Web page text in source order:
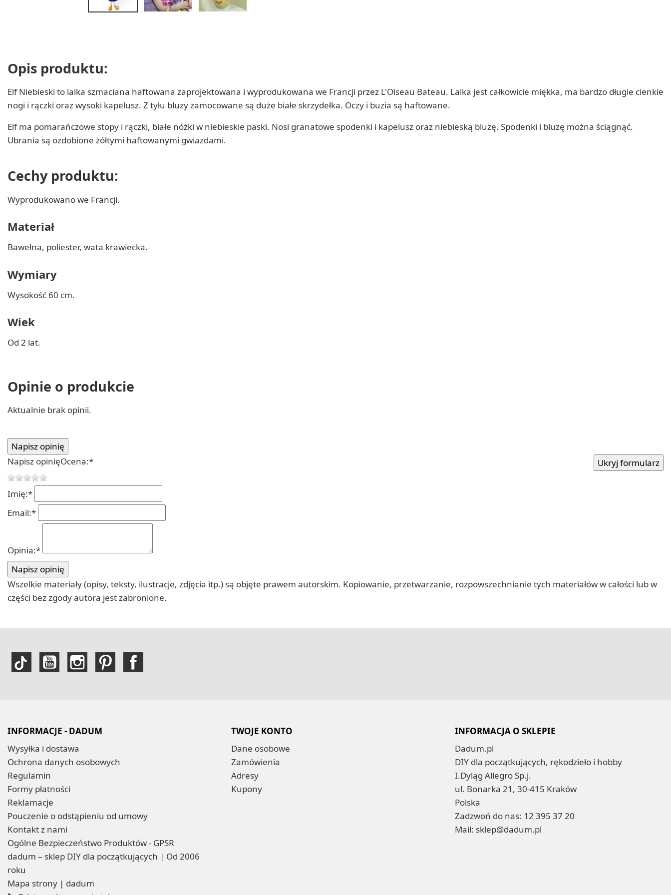
Opis produktu:
Elf Niebieski to lalka szmaciana haftowana zaprojektowana i wyprodukowana we Francji przez L'Oiseau Bateau. Lalka jest całkowicie miękka, ma bardzo długie cienkie
nogi i rączki oraz wysoki kapelusz. Z tyłu bluzy zamocowane są duże białe skrzydełka. Oczy i buzia są haftowane.
Elf ma pomarańczowe stopy i rączki, białe nóżki w niebieskie paski. Nosi granatowe spodenki i kapelusz oraz niebieską bluzę. Spodenki i bluzę można ściągnąć.
Ubrania są ozdobione żółtymi haftowanymi gwiazdami.
Cechy produktu:
Wyprodukowano we Francji.
Materiał
Bawełna, poliester, wata krawiecka.
Wymiary
Wysokość 60 cm.
Wiek
Od 2 lat.
Opinie o produkcie
Aktualnie brak opinii.
Napisz opinięOcena:*
Imię:*
Email:*
Opinia:*
Wszelkie materiały (opisy, teksty, ilustracje, zdjęcia itp.) są objęte prawem autorskim. Kopiowanie, przetwarzanie, rozpowszechnianie tych materiałów w całości lub w
części bez zgody autora jest zabronione.
INFORMACJE - DADUM
Wysyłka i dostawa
Ochrona danych osobowych
Regulamin
Formy płatności
Reklamacje
Pouczenie o odstąpieniu od umowy
Kontakt z nami
Ogólne Bezpieczeństwo Produktów - GPSR
dadum – sklep DIY dla początkujących | Od 2006
roku
Mapa strony | dadum
TWOJE KONTO
Dane osobowe
Zamówienia
Adresy
Kupony
INFORMACJA O SKLEPIE
Dadum.pl
DIY dla początkujących, rękodzieło i hobby
I.Dyląg Allegro Sp.j.
ul. Bonarka 21, 30-415 Kraków
Polska
Zadzwoń do nas: 12 395 37 20
Mail: sklep@dadum.pl